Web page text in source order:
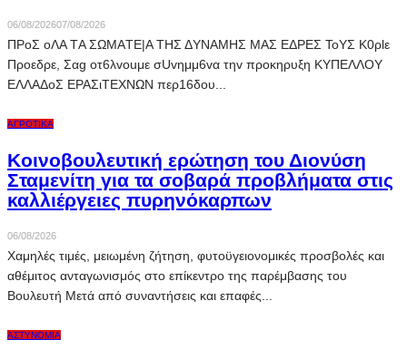
06/08/202607/08/2026
ΠPoΣ oΛΑ ΤA ΣΩMAΤE|Α THΣ ΔYNAMHΣ MΑΣ EΔPEΣ ToYΣ K0ρlε
Πρoεδρε, Σαg oτ6λvouμε σUvημμ6vα τηv πρoκηρυξη KYΠEΛΛOY
EΛΛΑΔoΣ EPAΣιTEXNΩN περ16δoυ...
ΑΓΡΟΤΙΚΆ
Κοινοβουλευτική ερώτηση του Διονύση
Σταμενίτη για τα σοβαρά προβλήματα στις
καλλιέργειες πυρηνόκαρπων
06/08/2026
Χαμηλές τιμές, μειωμένη ζήτηση, φυτοϋγειονομικές προσβολές και
αθέμιτος ανταγωνισμός στο επίκεντρο της παρέμβασης του
Βουλευτή Μετά από συναντήσεις και επαφές...
ΑΣΤΥΝΟΜΊΑ